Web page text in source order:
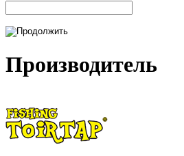
Производитель